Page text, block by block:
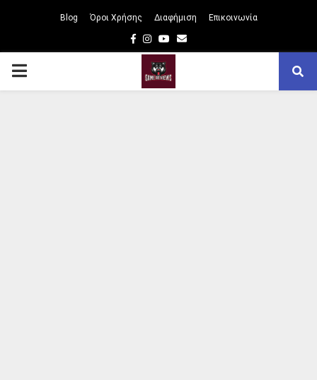
Blog Όροι Χρήσης Διαφήμιση Επικοινωνία
Facebook
Instagram
Youtube
Email
PRIMARY